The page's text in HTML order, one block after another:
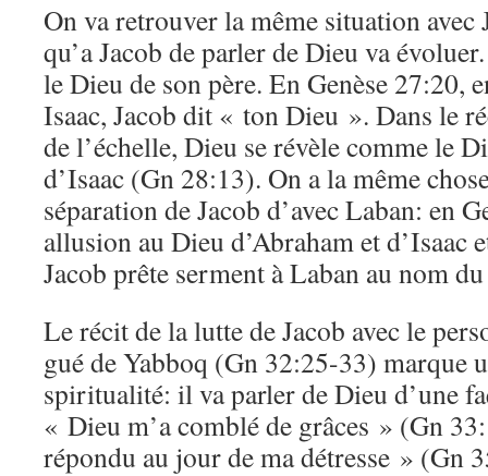
On va retrouver la même situation avec
qu’a Jacob de parler de Dieu va
le Dieu de son père. En Genèse 27:20,
Isaac, Jacob dit « ton Dieu ». Dans le
de l’échelle, Dieu se révèle comme le
d’Isaac (Gn 28:13). On a la même
séparation de Jacob d’avec Laban: en
allusion au Dieu d’Abraham et d’Isaac
Jacob prête serment à Laban au nom
Le récit de la lutte de Jacob avec le
gué de Yabboq (Gn 32:25-33) marque
spiritualité: il va parler de Dieu d’une
« Dieu m’a comblé de grâces » (Gn
répondu au jour de ma détresse » (Gn